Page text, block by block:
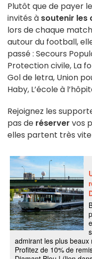
Plutôt que de payer
invités à soutenir les
lors de chaque
autour du football,
passé : Secours
Protection civile, La
Gol de letra, Union
Haby, L’école à
Rejoignez les
pas de réserver vos
elles partent très